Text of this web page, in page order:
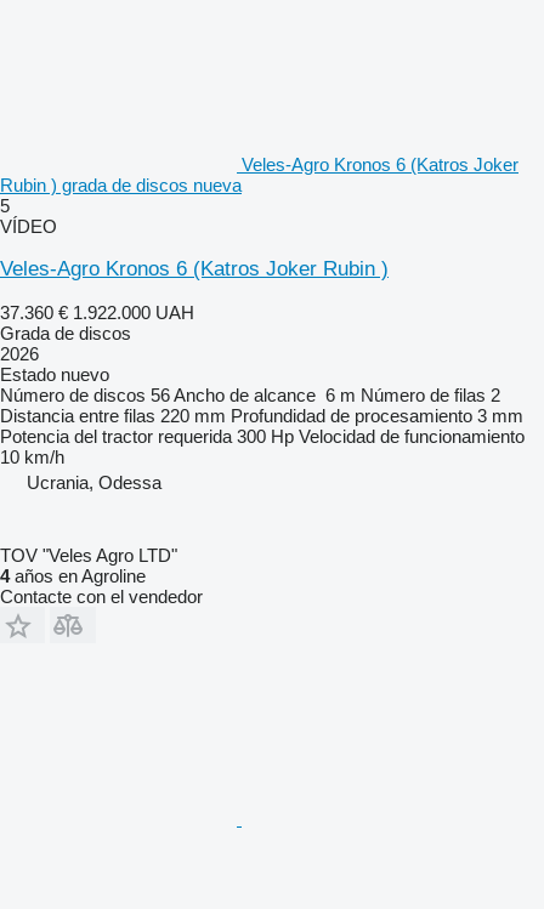
Veles-Agro Kronos 6 (Katros Joker
Rubin ) grada de discos nueva
5
VÍDEO
Veles-Agro Kronos 6 (Katros Joker Rubin )
37.360 € 1.922.000 UAH
Grada de discos
2026
Estado nuevo
Número de discos 56Ancho de alcance 6 m Número de filas 2
Distancia entre filas 220 mm Profundidad de procesamiento 3 mm
Potencia del tractor requerida 300 Hp Velocidad de funcionamiento
10 km/h
Ucrania, Odessa
TOV "Veles Agro LTD"
4años en Agroline
Contacte con el vendedor